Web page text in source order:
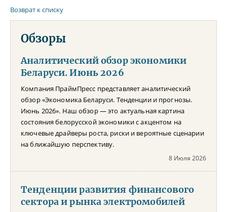
Возврат к списку
Обзоры
Аналитический обзор экономики
Беларуси. Июнь 2026
Компания ПраймПресс представляет аналитический
обзор «Экономика Беларуси. Тенденции и прогнозы.
Июнь 2026». Наш обзор — это актуальная картина
состояния белорусской экономики с акцентом на
ключевые драйверы роста, риски и вероятные сценарии
на ближайшую перспективу.
8 Июля 2026
Тенденции развития финансового
сектора и рынка электромобилей